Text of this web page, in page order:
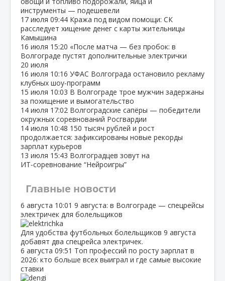
инструменты — подешевели
17 июля 09:44 Кража под видом помощи: СК
расследует хищение денег с карты жительницы
Камышина
16 июля 15:20 «После матча — без пробок: в
Волгограде пустят дополнительные электрички
20 июля
16 июля 10:16 УФАС Волгограда остановило рекламу
клубных шоу‑программ
15 июля 10:03 В Волгограде трое мужчин задержаны
за похищение и вымогательство
14 июля 17:02 Волгоградские сапёры — победители
окружных соревнований Росгвардии
14 июля 10:48 150 тысяч рублей и рост
продолжается: зафиксированы новые рекорды
зарплат курьеров
13 июля 15:43 Волгоградцев зовут на
ИТ‑соревнование “Нейроигры”
Главные новости
6 августа 10:01 9 августа: в Волгограде — спецрейсы
электричек для болельщиков
Для удобства футбольных болельщиков 9 августа
добавят два спецрейса электричек.
6 августа 09:51 Топ профессий по росту зарплат в
2026: кто больше всех выиграл и где самые высокие
ставки